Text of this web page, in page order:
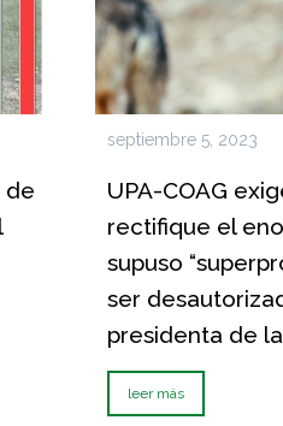
de
septiembre 5, 2023
UPA-COAG
rectifique el
supuso
ser
presidenta de
leer más